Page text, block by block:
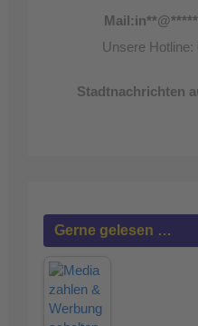
Mail:in**@
Unsere Hotline:
Stadtnachrichten
Gerne gelesen …